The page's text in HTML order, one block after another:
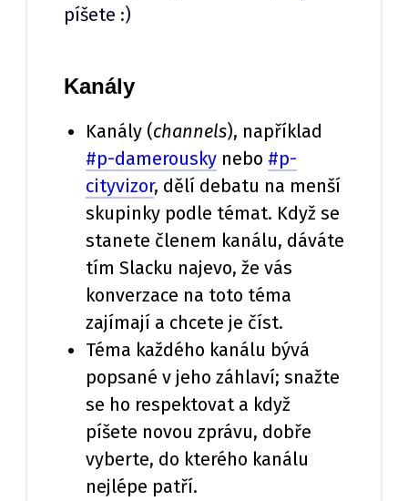
píšete :)
Kanály
Kanály (channels), například
#p-damerousky nebo #p-
cityvizor, dělí debatu na menší
skupinky podle témat. Když se
stanete členem kanálu, dáváte
tím Slacku najevo, že vás
konverzace na toto téma
zajímají a chcete je číst.
Téma každého kanálu bývá
popsané v jeho záhlaví; snažte
se ho respektovat a když
píšete novou zprávu, dobře
vyberte, do kterého kanálu
nejlépe patří.